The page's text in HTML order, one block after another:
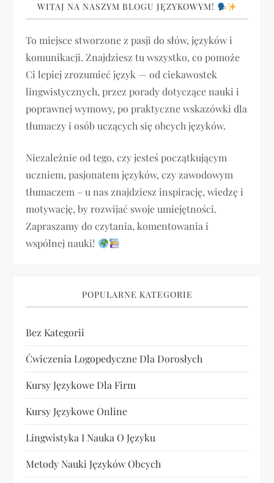
a
c
j
a
w
p
i
s
u
WITAJ NA NASZYM BLOGU JĘZYKOWYM!
To miejsce stworzone z pasji do słów, języków i
komunikacji. Znajdziesz tu wszystko, co pomoże
Ci lepiej zrozumieć język — od ciekawostek
lingwistycznych, przez porady dotyczące nauki i
poprawnej wymowy, po praktyczne wskazówki dla
tłumaczy i osób uczących się obcych języków.
Niezależnie od tego, czy jesteś początkującym
uczniem, pasjonatem języków, czy zawodowym
tłumaczem – u nas znajdziesz inspirację, wiedzę i
motywację, by rozwijać swoje umiejętności.
Zapraszamy do czytania, komentowania i
wspólnej nauki!
POPULARNE KATEGORIE
Bez Kategorii
Ćwiczenia Logopedyczne Dla Dorosłych
Kursy Językowe Dla Firm
Kursy Językowe Online
Lingwistyka I Nauka O Języku
Metody Nauki Języków Obcych